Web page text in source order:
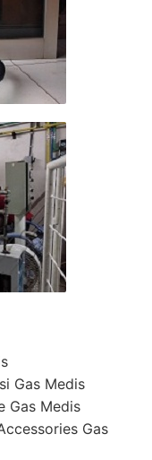
Gas Medis
Gas Medis
Gas